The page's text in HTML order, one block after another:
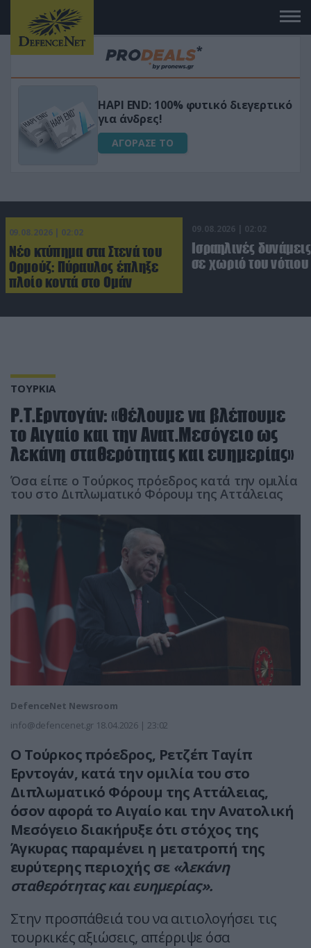
Μεταμόρφωσε τον κήπο σου με το
Ultra Box Μίνι Αλυσοπρίονο με
μπαταρία λιθίου
ΑΓΟΡΑΣΕ ΤΟ
09.08.2026 | 02:02
Νέο κτύπημα στα Στενά του
Ορμούζ: Πύραυλος έπληξε
πλοίο κοντά στο Ομάν
09.08.2026 | 02:02
Ισραηλινές
σε χωριό του
ΤΟΥΡΚΙΑ
Ρ.Τ.Ερντογάν: «Θέλουμε να βλέπουμε
το Αιγαίο και την Ανατ.Μεσόγειο ως
λεκάνη σταθερότητας και ευημερίας»
Όσα είπε ο Τούρκος πρόεδρος κατά την ομιλία
του στο Διπλωματικό Φόρουμ της Αττάλειας
DefenceNet Newsroom
info@defencenet.gr 18.04.2026 | 23:02
Ο Τούρκος πρόεδρος, Ρετζέπ Ταγίπ
Ερντογάν, κατά την ομιλία του στο
Διπλωματικό Φόρουμ της Αττάλειας,
όσον αφορά το Αιγαίο και την Ανατολική
Μεσόγειο διακήρυξε ότι στόχος της
Άγκυρας παραμένει η μετατροπή της
ευρύτερης περιοχής σε «λεκάνη
σταθερότητας και ευημερίας».
Στην προσπάθειά του να αιτιολογήσει τις
τουρκικές αξιώσεις, απέρριψε όσα